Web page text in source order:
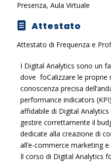
Presenza, Aula Virtuale
Attestato
Attestato di Frequenza e
I Digital Analytics sono un
dove foCalizzare le proprie
conoscenza precisa
performance indicators
affidabile di Digital
gestire correttamente il
dedicate alla creazione di
all’e-commerce marketing
Il corso di Digital Analytics